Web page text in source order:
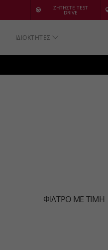
ΖΗΤΗΣΤΕ TEST
DRIVE
ΙΔΙΟΚΤΗΤΕΣ
ΦΙΛΤΡΟ ΜΕ ΤΙΜΗ